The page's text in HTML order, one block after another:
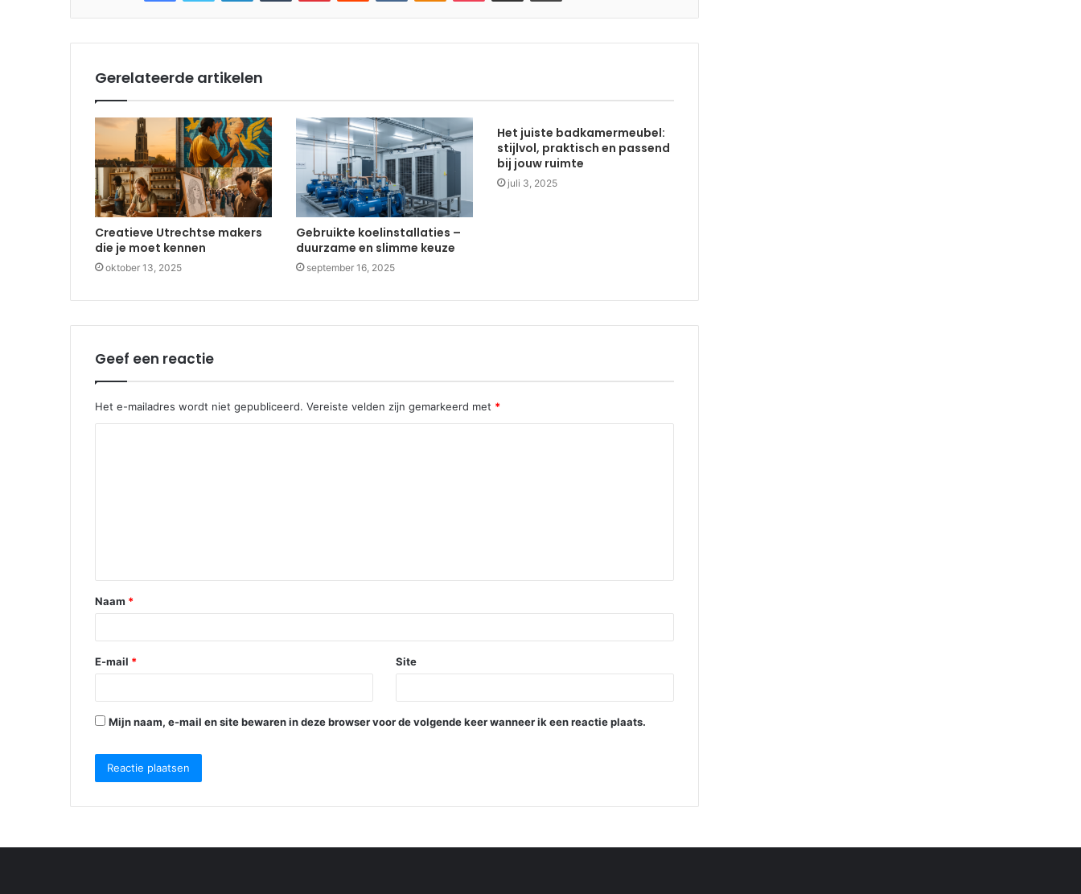
Gerelateerde artikelen
Creatieve Utrechtse makers
die je moet kennen
oktober 13, 2025
Gebruikte koelinstallaties –
duurzame en slimme keuze
september 16, 2025
Het juiste badkamermeubel:
stijlvol, praktisch en passend
bij jouw ruimte
juli 3, 2025
Geef een reactie
Het e-mailadres wordt niet gepubliceerd. Vereiste velden zijn gemarkeerd met *
e
*
Naam *
E-mail * Site
Mijn naam, e-mail en site bewaren in deze browser voor de volgende keer wanneer ik een reactie plaats.